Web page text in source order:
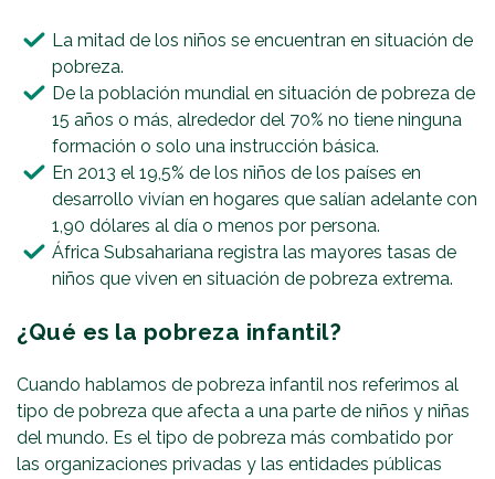
La mitad de los niños se encuentran en situación de
pobreza.
De la población mundial en situación de pobreza de
15 años o más, alrededor del 70% no tiene ninguna
formación o solo una instrucción básica.
En 2013 el 19,5% de los niños de los países en
desarrollo vivían en hogares que salían adelante con
1,90 dólares al día o menos por persona.
África Subsahariana registra las mayores tasas de
niños que viven en situación de pobreza extrema.
¿Qué es la pobreza infantil?
Cuando hablamos de pobreza infantil nos referimos al
tipo de pobreza que afecta a una parte de niños y niñas
del mundo. Es el tipo de pobreza más combatido por
las organizaciones privadas y las entidades públicas